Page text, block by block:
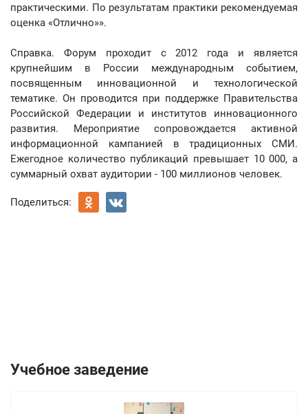
практическими. По результатам практики рекомендуемая
оценка «Отлично»».
Справка. Форум проходит с 2012 года и является
крупнейшим в России международным событием,
посвященным инновационной и технологической
тематике. Он проводится при поддержке Правительства
Российской Федерации и институтов инновационного
развития. Мероприятие сопровождается активной
информационной кампанией в традиционных СМИ.
Ежегодное количество публикаций превышает 10 000, а
суммарный охват аудитории - 100 миллионов человек.
Поделиться:
Учебное заведение